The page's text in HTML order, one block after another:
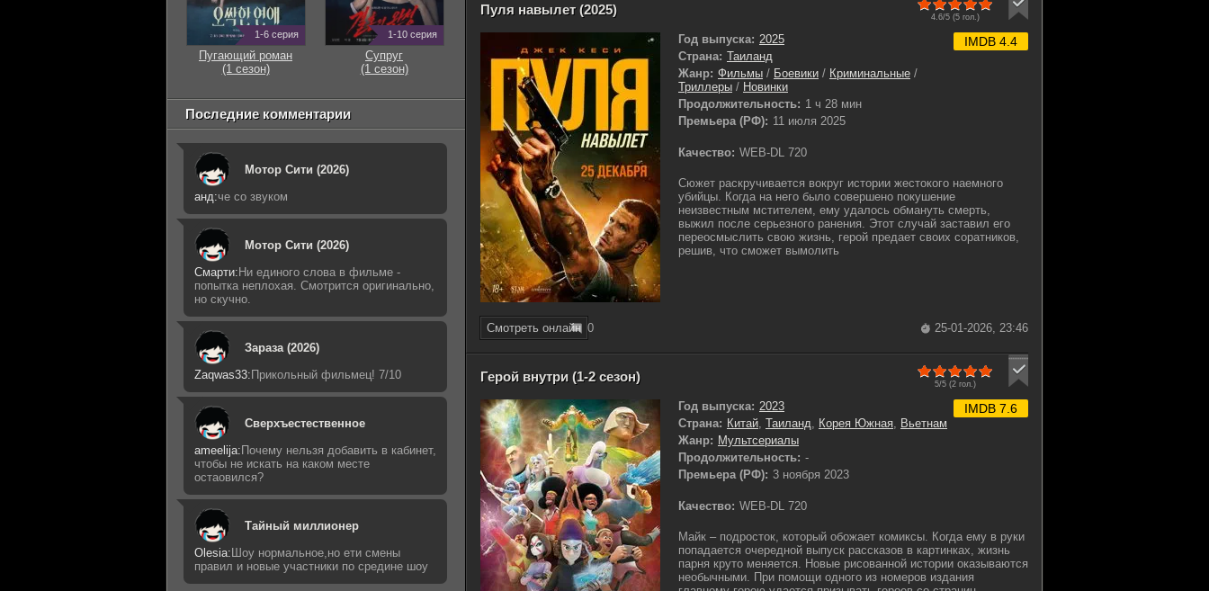
Пуля навылет (2025)
4.6/5 (5гол.)
Год выпуска: 2025
Страна: Таиланд
Жанр: Фильмы / Боевики / Криминальные /
Триллеры / Новинки
Продолжительность: 1 ч 28 мин
Премьера (РФ): 11 июля 2025
Качество: WEB-DL 720
IMDB 4.4
Сюжет раскручивается вокруг истории жестокого наемного
убийцы. Когда на него было совершено покушение
неизвестным мстителем, ему удалось обмануть смерть,
выжил после серьезного ранения. Этот случай заставил его
переосмыслить свою жизнь, герой предает своих соратников,
решив, что сможет вымолить
Смотреть онлайн 0 25-01-2026, 23:46
Герой внутри (1-2 сезон)
5/5 (2гол.)
Год выпуска: 2023
Страна: Китай, Таиланд, Корея Южная, Вьетнам
Жанр: Мультсериалы
Продолжительность: -
Премьера (РФ): 3 ноября 2023
Качество: WEB-DL 720
IMDB 7.6
Майк – подросток, который обожает комиксы. Когда ему в руки
попадается очередной выпуск рассказов в картинках, жизнь
парня круто меняется. Новые рисованной истории оказываются
необычными. При помощи одного из номеров издания
1-6 серия
Пугающий роман
(1 сезон)
1-10 серия
Супруг
(1 сезон)
Последние комментарии
Мотор Сити (2026)
анд:че со звуком
Мотор Сити (2026)
Смарти: Ни единого слова в фильме -
попытка неплохая. Смотрится оригинально,
но скучно.
Зараза (2026)
Zaqwas33: Прикольный фильмец! 7/10
Сверхъестественное
ameelija: Почему нельзя добавить в кабинет,
чтобы не искать на каком месте
остаовился?
Тайный миллионер
Olesia: Шоу нормальное,но ети смены
правил и новые участники по средине шоу